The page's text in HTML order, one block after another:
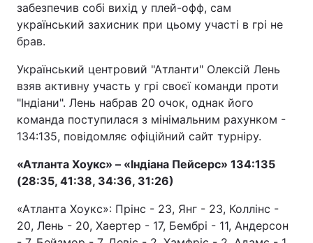
забезпечив собі вихід у плей-офф, сам
український захисник при цьому участі в грі не
брав.
Український центровий "Атланти" Олексій Лень
взяв активну участь у грі своєї команди проти
"Індіани". Лень набрав 20 очок, однак його
команда поступилася з мінімальним рахунком -
134:135, повідомляє офіційний сайт турніру.
«Атланта Хоукс» – «Індіана Пейсерс» 134:135
(28:35, 41:38, 34:36, 31:26)
«Атланта Хоукс»: Прінс - 23, Янг - 23, Коллінс -
20, Лень - 20, Хаертер - 17, Бембрі - 11, Андерсон